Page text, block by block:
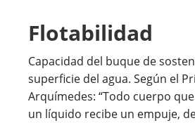
Flotabilidad
Capacidad del buque de
superficie del agua. Según el
Arquímedes: “Todo cuerpo
un líquido recibe un empuje,